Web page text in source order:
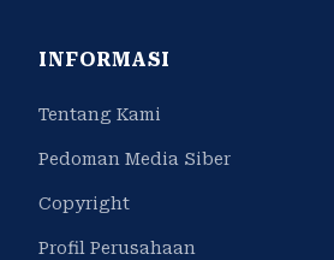
INFORMASI
Tentang Kami
Pedoman Media Siber
Copyright
Profil Perusahaan